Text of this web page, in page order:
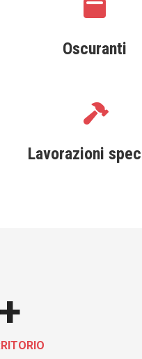
Oscuranti
Lavorazioni
+